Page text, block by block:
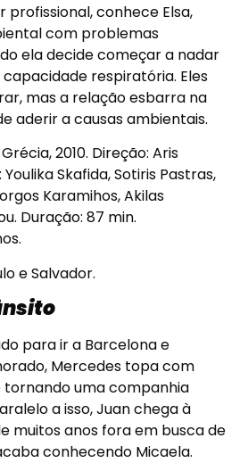
profissional, conhece Elsa,
com problemas
ela decide começar a nadar
respiratória. Eles
mas a relação esbarra na
aderir a causas ambientais.
2010. Direção: Aris
Skafida, Sotiris Pastras,
Karamihos, Akilas
Duração: 87 min.
e Salvador.
para ir a Barcelona e
Mercedes topa com
tornando uma companhia
a isso, Juan chega à
muitos anos fora em busca de
conhecendo Micaela.